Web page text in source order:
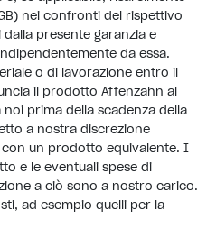
nei confronti del rispettivo
presente garanzia e
da essa.
o di lavorazione entro il
il prodotto Affenzahn al
prima della scadenza della
a nostra discrezione
un prodotto equivalente. I
e le eventuali spese di
a ciò sono a nostro carico.
ad esempio quelli per la